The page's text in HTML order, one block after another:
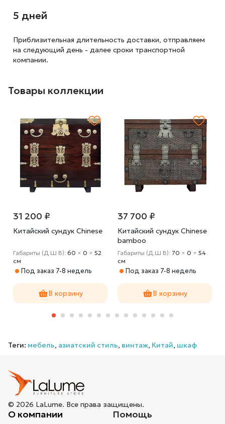
5 дней
Приблизительная длительность доставки, отправляем
на следующий день - далее сроки транспортной
компании.
Товары коллекции
31 200 ₽
Китайский сундук Chinese
Габариты (Д Ш В): 60 × 0 × 52
cм
Под заказ 7-8 недель
В корзину
37 700 ₽
Китайский сундук Chinese
bamboo
Габариты (Д Ш В): 70 × 0 × 54
cм
Под заказ 7-8 недель
В корзину
Теги: мебель, азиатский стиль, винтаж, Китай, шкаф
© 2026 LaLume. Все права защищены.
О компании Помощь